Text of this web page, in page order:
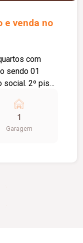
e venda no
sendo 01
2º piso:
/ tem taxa de
condomínio.
1
Garagem